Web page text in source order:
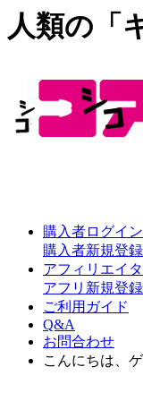
人類の「
購入者ログイン
購入者新規登録
アフィリエイ
アフリ新規登録
ご利用ガイド
Q&A
お問合わせ
こんにちは、